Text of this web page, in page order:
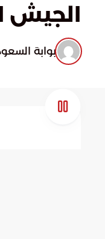
الجيش
بوابة